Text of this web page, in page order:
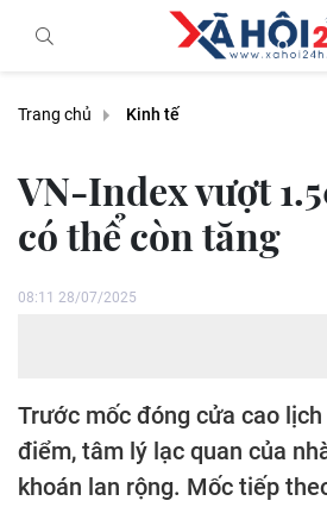
Trang chủ Kinh tế
VN-Index vượt
có thể còn tăng
08:11 28/07/2025
Trước mốc đóng cửa cao
điểm, tâm lý lạc quan của
khoán lan rộng. Mốc tiếp